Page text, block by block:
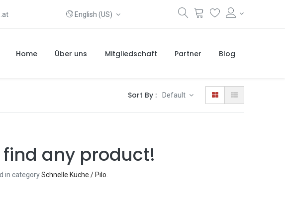
English (US)
Home Über uns Mitgliedschaft Partner Blog
Sort By : Default
any product!
in categorySchnelle Küche / Pilo